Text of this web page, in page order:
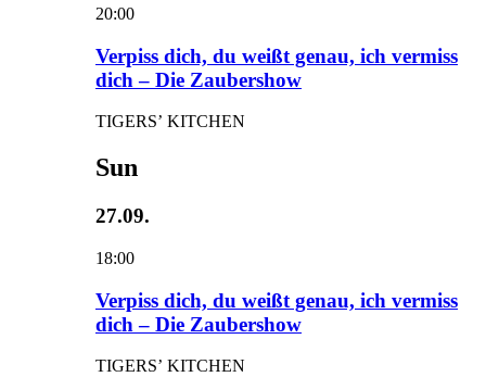
20:00
Verpiss dich, du weißt genau, ich vermiss
dich – Die Zaubershow
TIGERS’ KITCHEN
Sun
27.09.
18:00
Verpiss dich, du weißt genau, ich vermiss
dich – Die Zaubershow
TIGERS’ KITCHEN